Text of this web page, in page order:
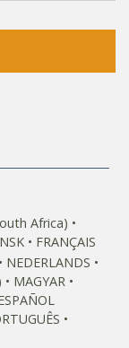
Africa)
FRANÇAIS
NEDERLANDS
MAGYAR